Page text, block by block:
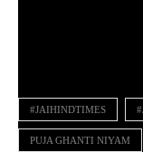
#JAIHINDTIMES
PUJA GHANTI NIYAM